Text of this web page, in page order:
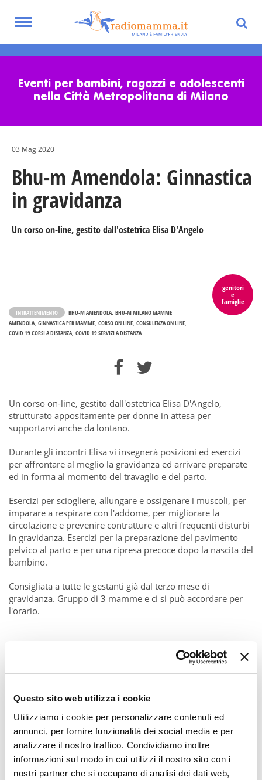
Questo sito web utilizza i cookie
Utilizziamo i cookie per personalizzare contenuti ed
annunci, per fornire funzionalità dei social media e per
analizzare il nostro traffico. Condividiamo inoltre
informazioni sul modo in cui utilizzi il nostro sito con i
nostri partner che si occupano di analisi dei dati web,
content
Toggle
Eventi per bambini, ragazzi e adolescenti
nella Città Metropolitana di Milano
03 Mag 2020
Bhu-m Amendola: Ginnastica
in gravidanza
Un corso on-line, gestito dall'ostetrica Elisa D'Angelo
genitori
e
famiglie
INTRATTENIMENTO BHU-M AMENDOLA BHU-M MILANO MAMME
AMENDOLA GINNASTICA PER MAMME CORSO ON LINE CONSULENZA ON LINE
COVID 19 CORSI A DISTANZA COVID 19 SERVIZI A DISTANZA
Un corso on-line, gestito dall'ostetrica Elisa D'Angelo,
strutturato appositamente per donne in attesa per
supportarvi anche da lontano.
Durante gli incontri Elisa vi insegnerà posizioni ed esercizi
per affrontare al meglio la gravidanza ed arrivare preparate
ed in forma al momento del travaglio e del parto.
Esercizi per sciogliere, allungare e ossigenare i muscoli, per
imparare a respirare con l'addome, per migliorare la
circolazione e prevenire contratture e altri frequenti disturbi
in gravidanza. Esercizi per la preparazione del pavimento
pelvico al parto e per una ripresa precoce dopo la nascita del
bambino.
Consigliata a tutte le gestanti già dal terzo mese di
gravidanza. Gruppo di 3 mamme e ci si può accordare per
l'orario.